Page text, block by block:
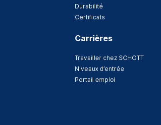
Durabilité
Certificats
Carrières
Travailler chez SCHOTT
Niveaux d’entrée
Portail emploi